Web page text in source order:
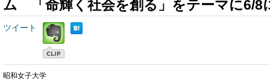
ム 「命輝く社会を創る」をテーマに6/8
ツイート
昭和女子大学